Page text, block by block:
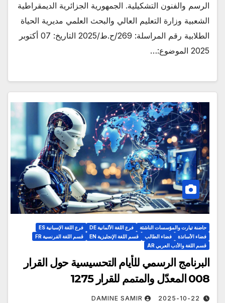
الرسم والفنون التشكيلية. الجمهورية الجزائرية الديمقراطية
الشعبية وزارة التعليم العالي والبحث العلمي مديرية الحياة
الطلابية رقم المراسلة: 269/ح.ط/2025 التاريخ: 07 أكتوبر
2025 الموضوع:…
حاضنة تيارت والمؤسسات الناشئة فرع اللغة الألمانية DE
فرع اللغة الإسبانية ES
فضاء الأساتذة
فضاء الطالب قسم اللغة الإنجليزية EN
قسم اللغة الفرنسية FR
قسم اللغة والأدب العربي AR
البرنامج الرسمي للأيام التحسيسية حول القرار
008 المعدّل والمتمم للقرار 1275
2025-10-22
DAMINE SAMIR